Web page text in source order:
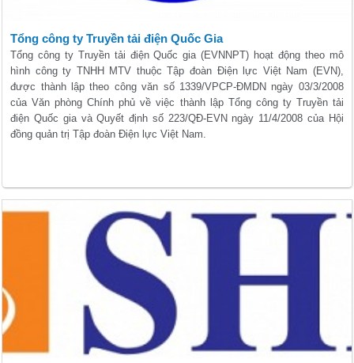
Tổng công ty Truyền tải điện Quốc Gia
Tổng công ty Truyền tải điện Quốc gia (EVNNPT) hoạt động theo mô
hình công ty TNHH MTV thuộc Tập đoàn Điện lực Việt Nam (EVN),
được thành lập theo công văn số 1339/VPCP-ĐMDN ngày 03/3/2008
của Văn phòng Chính phủ về việc thành lập Tổng công ty Truyền tải
điện Quốc gia và Quyết định số 223/QĐ-EVN ngày 11/4/2008 của Hội
đồng quản trị Tập đoàn Điện lực Việt Nam.